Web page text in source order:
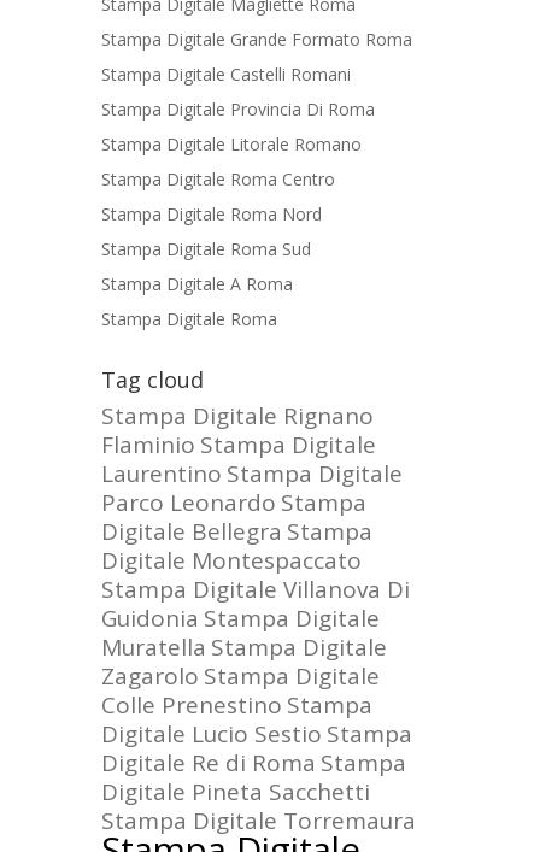
Stampa Digitale Grande Formato Roma
Stampa Digitale Castelli Romani
Stampa Digitale Provincia Di Roma
Stampa Digitale Litorale Romano
Stampa Digitale Roma Centro
Stampa Digitale Roma Nord
Stampa Digitale Roma Sud
Stampa Digitale A Roma
Stampa Digitale Roma
Tag cloud
Stampa Digitale Rignano
Flaminio Stampa Digitale
Laurentino Stampa Digitale
Parco Leonardo Stampa
Digitale Bellegra Stampa
Digitale Montespaccato
Stampa Digitale Villanova Di
Guidonia Stampa Digitale
Muratella Stampa Digitale
Zagarolo Stampa Digitale
Colle Prenestino Stampa
Digitale Lucio Sestio Stampa
Digitale Re di Roma Stampa
Digitale Pineta Sacchetti
Stampa Digitale Torremaura